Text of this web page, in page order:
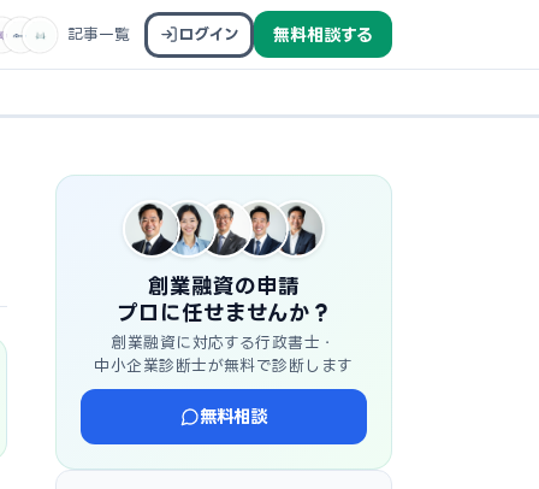
記事一覧 ログイン 無料相談する
創業融資の申請
プロに任せませんか？
創業融資に対応する行政書士・
中小企業診断士が無料で診断します
無料相談